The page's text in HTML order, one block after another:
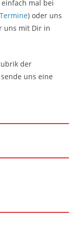
mal bei
Termine) oder uns
uns mit Dir in
der
uns eine